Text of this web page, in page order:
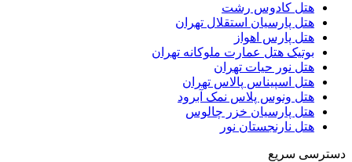
هتل کادوس رشت
هتل پارسیان استقلال تهران
هتل پارس اهواز
بوتیک هتل عمارت ملوکانه تهران
هتل نور حیات تهران
هتل اسپیناس پالاس تهران
هتل ونوس پلاس نمک آبرود
هتل پارسیان خزر چالوس
هتل نارنجستان نور
دسترسی سریع